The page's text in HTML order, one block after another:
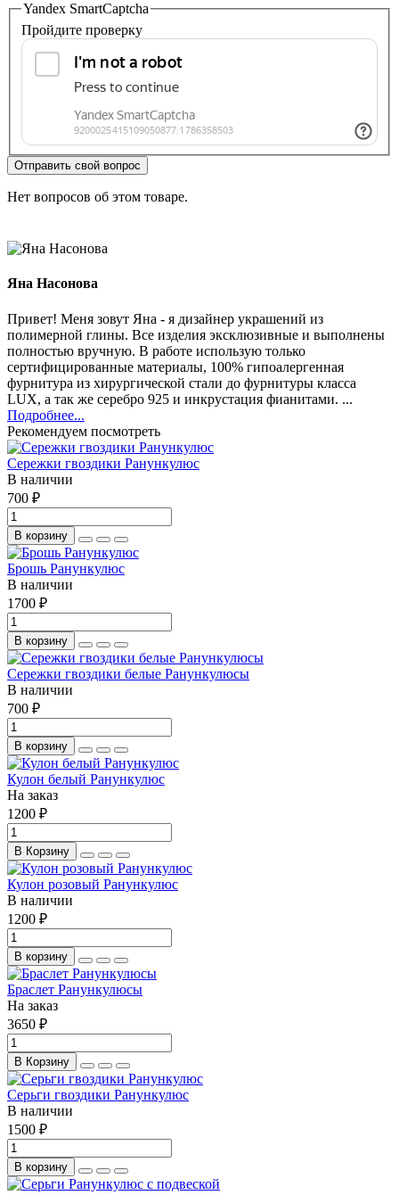
Yandex SmartCaptcha
Пройдите проверку
Отправить свой вопрос
Нет вопросов об этом товаре.
Яна Насонова
Привет! Меня зовут Яна - я дизайнер украшений из
полимерной глины. Все изделия эксклюзивные и выполнены
полностью вручную. В работе использую только
сертифицированные материалы, 100% гипоалергенная
фурнитура из хирургической стали до фурнитуры класса
LUX, а так же серебро 925 и инкрустация фианитами. ...
Подробнее...
Рекомендуем посмотреть
Сережки гвоздики Ранункулюс
В наличии
700 ₽
В корзину
Брошь Ранункулюс
В наличии
1700 ₽
В корзину
Сережки гвоздики белые Ранункулюсы
В наличии
700 ₽
В корзину
Кулон белый Ранункулюс
На заказ
1200 ₽
В Корзину
Кулон розовый Ранункулюс
В наличии
1200 ₽
В корзину
Браслет Ранункулюсы
На заказ
3650 ₽
В Корзину
Серьги гвоздики Ранункулюс
В наличии
1500 ₽
В корзину